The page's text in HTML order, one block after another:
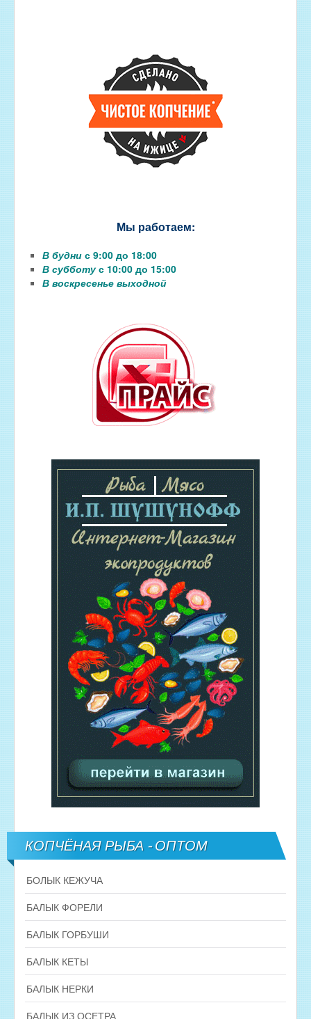
Мы работаем:
В будни с 9:00 до 18:00
В субботус 10:00 до 15:00
В воскресенье выходной
КОПЧЁНАЯ РЫБА - ОПТОМ
БОЛЫК КЕЖУЧА
БАЛЫК ФОРЕЛИ
БАЛЫК ГОРБУШИ
БАЛЫК КЕТЫ
БАЛЫК НЕРКИ
БАЛЫК ИЗ ОСЕТРА